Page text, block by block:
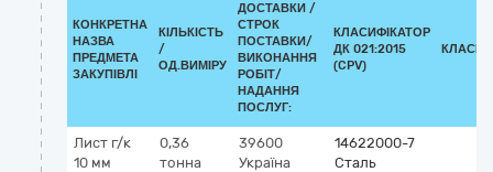
КОНКРЕТНА
НАЗВА
ПРЕДМЕТА
ЗАКУПІВЛІ
КІЛЬКІСТЬ
/
ОД.ВИМІРУ
ДОСТАВКИ /
СТРОК
ПОСТАВКИ/
ВИКОНАННЯ
РОБІТ/
НАДАННЯ
ПОСЛУГ:
КЛАСИФІКАТОР
ДК 021:2015
(CPV)
Лист г/к
10 мм
0,36
тонна
39600
Україна
14622000-7
Сталь